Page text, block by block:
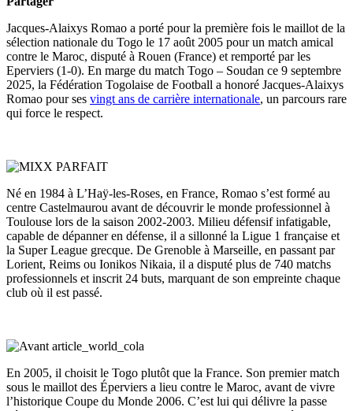
Jacques-Alaixys Romao a porté pour la première fois le maillot de la
sélection nationale du Togo le 17 août 2005 pour un match amical
contre le Maroc, disputé à Rouen (France) et remporté par les
Eperviers (1-0). En marge du match Togo – Soudan ce 9 septembre
2025, la Fédération Togolaise de Football a honoré Jacques-Alaixys
Romao pour ses vingt ans de carrière internationale, un parcours rare
qui force le respect.
Né en 1984 à L’Haÿ-les-Roses, en France, Romao s’est formé au
centre Castelmaurou avant de découvrir le monde professionnel à
Toulouse lors de la saison 2002-2003. Milieu défensif infatigable,
capable de dépanner en défense, il a sillonné la Ligue 1 française et
la Super League grecque. De Grenoble à Marseille, en passant par
Lorient, Reims ou Ionikos Nikaia, il a disputé plus de 740 matchs
professionnels et inscrit 24 buts, marquant de son empreinte chaque
club où il est passé.
En 2005, il choisit le Togo plutôt que la France. Son premier match
sous le maillot des Éperviers a lieu contre le Maroc, avant de vivre
l’historique Coupe du Monde 2006. C’est lui qui délivre la passe